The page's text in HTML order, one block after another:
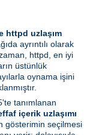
httpd uzlaşım
ayrıntılı olarak
zaman, httpd, en iyi
üstünlük
oynama işini
tanımlanan
içerik uzlaşımı
gösterimin seçilmesi